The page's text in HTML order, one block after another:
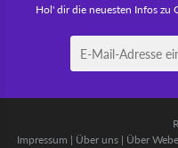
Hol' dir die neuesten Infos zu
Impressum | Über uns| Über